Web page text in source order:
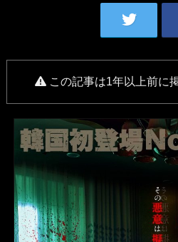
この記事は1年以上前に